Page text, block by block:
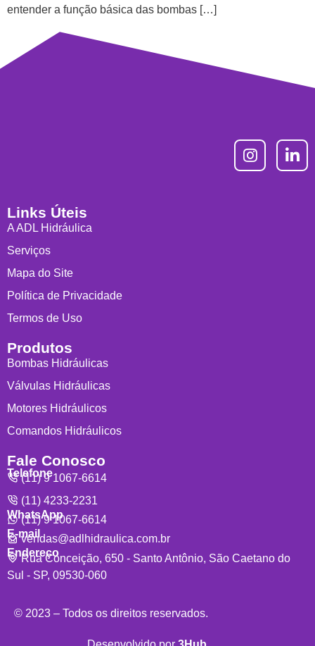
entender a função básica das bombas […]
Links Úteis
A ADL Hidráulica
Serviços
Mapa do Site
Política de Privacidade
Termos de Uso
Produtos
Bombas Hidráulicas
Válvulas Hidráulicas
Motores Hidráulicos
Comandos Hidráulicos
Fale Conosco
Telefone
(11) 9 1067-6614
(11) 4233-2231
WhatsApp
(11) 9 1067-6614
E-mail
vendas@adlhidraulica.com.br
Endereço
Rua Conceição, 650 - Santo Antônio, São Caetano do
Sul - SP, 09530-060
© 2023 – Todos os direitos reservados.